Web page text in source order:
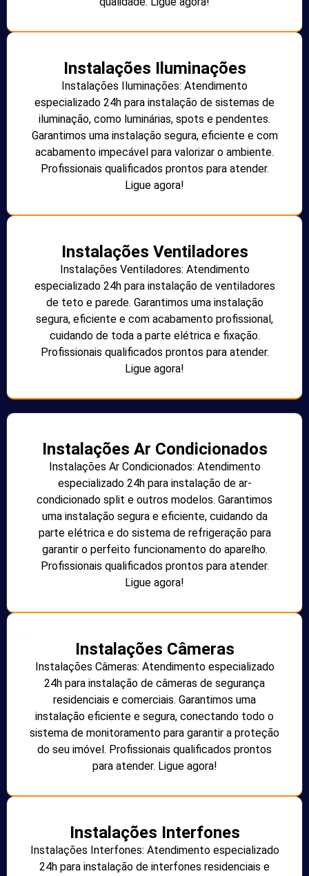
Instalações Iluminações
Instalações Iluminações: Atendimento
especializado 24h para instalação de sistemas de
iluminação, como luminárias, spots e pendentes.
Garantimos uma instalação segura, eficiente e com
acabamento impecável para valorizar o ambiente.
Profissionais qualificados prontos para atender.
Ligue agora!
Instalações Ventiladores
Instalações Ventiladores: Atendimento
especializado 24h para instalação de ventiladores
de teto e parede. Garantimos uma instalação
segura, eficiente e com acabamento profissional,
cuidando de toda a parte elétrica e fixação.
Profissionais qualificados prontos para atender.
Ligue agora!
Instalações Ar Condicionados
Instalações Ar Condicionados: Atendimento
especializado 24h para instalação de ar-
condicionado split e outros modelos. Garantimos
uma instalação segura e eficiente, cuidando da
parte elétrica e do sistema de refrigeração para
garantir o perfeito funcionamento do aparelho.
Profissionais qualificados prontos para atender.
Ligue agora!
Instalações Câmeras
Instalações Câmeras: Atendimento especializado
24h para instalação de câmeras de segurança
residenciais e comerciais. Garantimos uma
instalação eficiente e segura, conectando todo o
sistema de monitoramento para garantir a proteção
do seu imóvel. Profissionais qualificados prontos
para atender. Ligue agora!
Instalações Interfones
Instalações Interfones: Atendimento especializado
24h para instalação de interfones residenciais e